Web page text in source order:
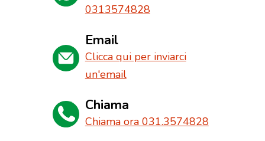
0313574828
Email
Clicca qui per inviarci
un'email
Chiama
Chiama ora 031.3574828